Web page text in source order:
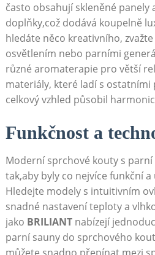
často obsahují skleněné panely
doplňky,což dodává koupelně
hledáte něco kreativního,
osvětlením nebo parními
různé aromaterapie pro větší
materiály, které ladí s ostatními
celkový vzhled působil
Funkčnost a
Moderní sprchové kouty s
tak,aby byly co nejvíce funkční
Hledejte modely s intuitivním
snadné nastavení teploty a
jako BRILIANTnabízejí
parní sauny do sprchového